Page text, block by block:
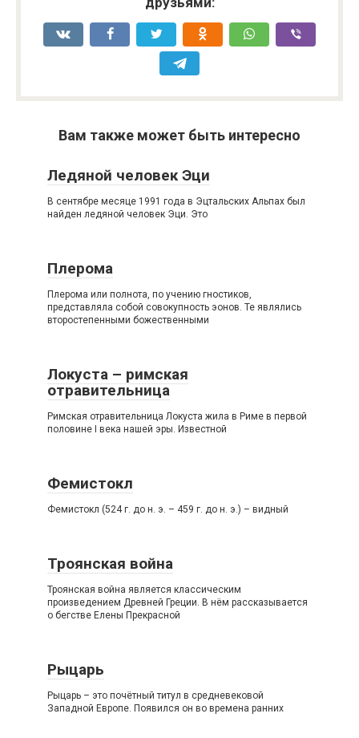
Вам также может быть интересно
Ледяной человек Эци
В сентябре месяце 1991 года в Эцтальских Альпах был
найден ледяной человек Эци. Это
Плерома
Плерома или полнота, по учению гностиков,
представляла собой совокупность эонов. Те являлись
второстепенными божественными
Локуста – римская
отравительница
Римская отравительница Локуста жила в Риме в первой
половине I века нашей эры. Известной
Фемистокл
Фемистокл (524 г. до н. э. – 459 г. до н. э.) – видный
Троянская война
Троянская война является классическим
произведением Древней Греции. В нём рассказывается
о бегстве Елены Прекрасной
Рыцарь
Рыцарь – это почётный титул в средневековой
Западной Европе. Появился он во времена ранних